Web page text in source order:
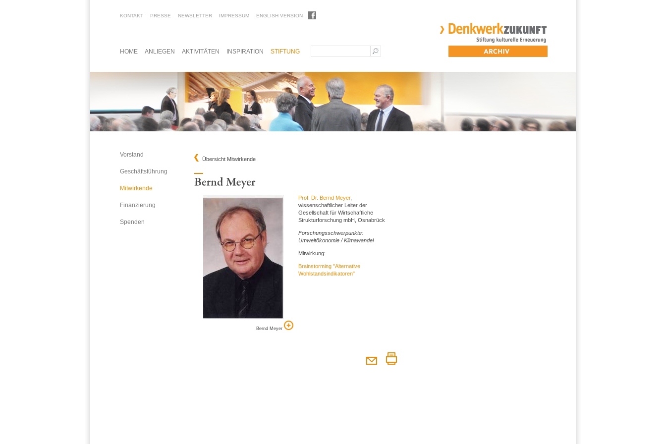
HOME ANLIEGEN AKTIVITÄTEN INSPIRATION STIFTUNG
Vorstand
Geschäftsführung
Mitwirkende
Finanzierung
Spenden
Übersicht Mitwirkende
Bernd Meyer
Prof. Dr. Bernd Meyer,
wissenschaftlicher Leiter der
Gesellschaft für Wirtschaftliche
Strukturforschung mbH, Osnabrück
Forschungsschwerpunkte:
Umweltökonomie / Klimawandel
Mitwirkung:
Brainstorming "Alternative
Wohlstandsindikatoren"
KONTAKT PRESSE NEWSLETTER IMPRESSUM ENGLISH VERSION